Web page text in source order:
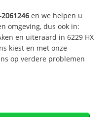
en we helpen u
omgeving, dus ook in:
en uiteraard in 6229 HX
kiest en met onze
op verdere problemen